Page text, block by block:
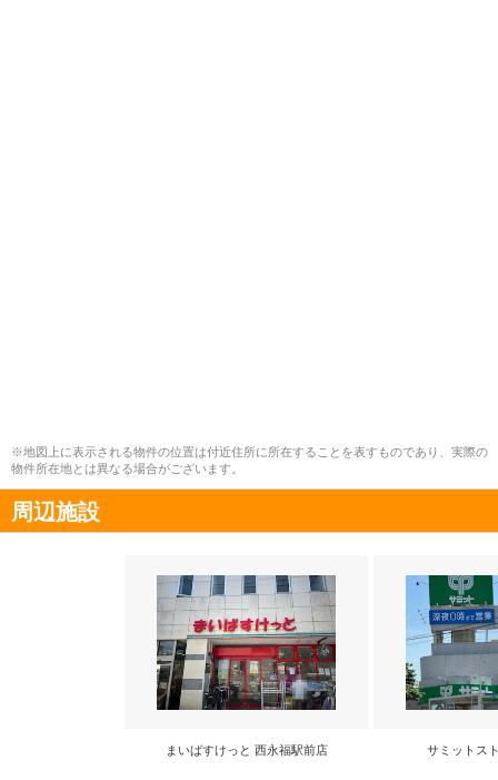
※地図上に表示される物件の位置は付近住所に所在することを表すものであり、実際の
物件所在地とは異なる場合がございます。
周辺施設
まいばすけっと 西永福駅前店 サミットス